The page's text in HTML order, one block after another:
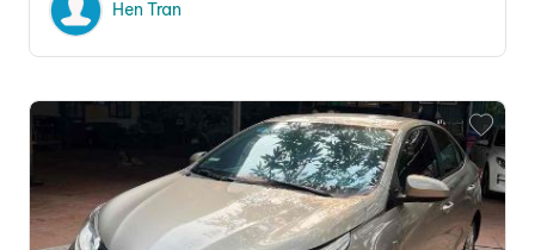
Hen Tran